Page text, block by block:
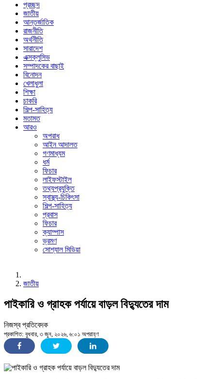
প্রচ্ছদ
জাতীয়
আন্তর্জাতিক
রাজনীতি
অর্থনীতি
সারাদেশ
এক্সক্লুসিভ
সম্পাদকের বাছাই
বিনোদন
খেলাধুলা
শিক্ষা
চাকরি
শিল্প-সাহিত্য
মতামত
আরও
অপরাধ
আইন আদালত
গণমাধ্যম
ধর্ম
ফিচার
লাইফস্টাইল
তথ্যপ্রযুক্তি
স্বাস্থ্য-চিকিৎসা
শিল্প-সাহিত্য
প্রবাস
ফিচার
ক্যাম্পাস
ভ্রমণ
সোশ্যাল মিডিয়া
জাতীয়
পাইকারি ও গ্রাহক পর্যায়ে বাড়ল বিদ্যুতের দাম
নিজস্ব প্রতিবেদক
প্রকাশিত: বুধবার, ৩ জুন, ২০২৬, ৬:০১ অপরাহ্ণ